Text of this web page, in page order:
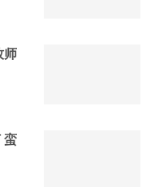
师
蛮